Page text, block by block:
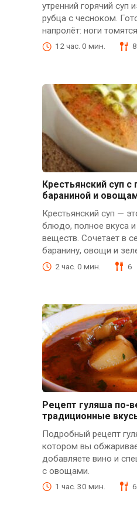
утренний горячий суп
рубца с чесноком.
напролёт: ноги томятся
12 час. 0 мин. 8
Крестьянский суп с
бараниной и
Крестьянский суп —
блюдо, полное вкуса и
веществ. Сочетает в
баранину, овощи и
2 час. 0 мин. 6
Рецепт гуляша по-
традиционные
Подробный рецепт
котором вы
добавляете вино и
с овощами.
1 час. 30 мин. 6